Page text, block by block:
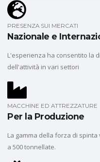
PRESENZA SUI MERCATI
Nazionale e
L'esperienza ha consentito la
dell'attività in vari settori
MACCHINE ED ATTREZZATURE
Per la Produzione
La gamma della forza di
a 500 tonnellate.